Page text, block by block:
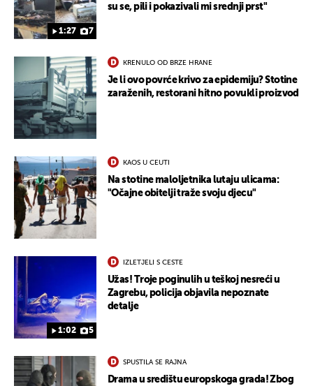
1:27 7
su se, pili i pokazivali mi srednji prst"
KRENULO OD BRZE HRANE
Je li ovo povrće krivo za epidemiju? Stotine
zaraženih, restorani hitno povukli proizvod
KAOS U CEUTI
Na stotine maloljetnika lutaju ulicama:
"Očajne obitelji traže svoju djecu"
1:02 5
IZLETJELI S CESTE
Užas! Troje poginulih u teškoj nesreći u
Zagrebu, policija objavila nepoznate
detalje
SPUSTILA SE RAJNA
Drama u središtu europskoga grada! Zbog
UKLJUČITE NOTIFIKACIJE